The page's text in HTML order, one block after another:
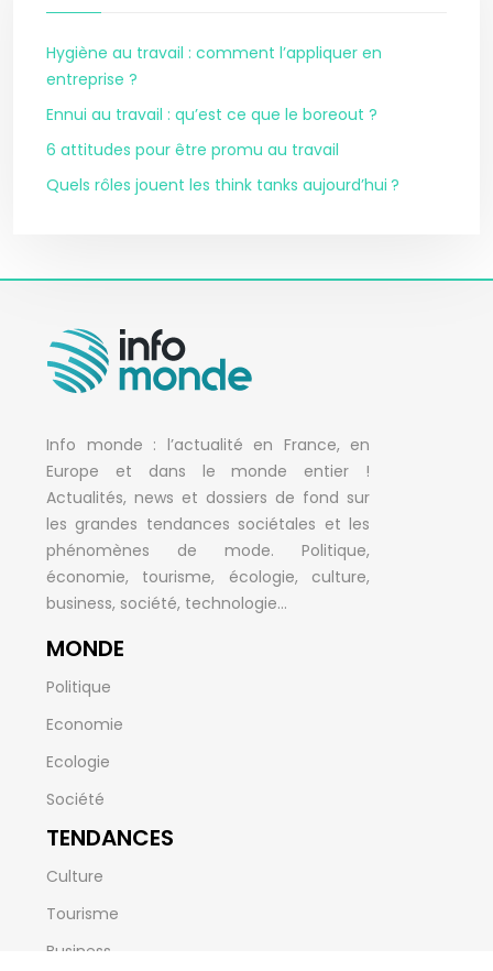
Hygiène au travail : comment l’appliquer en
entreprise ?
Ennui au travail : qu’est ce que le boreout ?
6 attitudes pour être promu au travail
Quels rôles jouent les think tanks aujourd’hui ?
Info monde : l’actualité en France, en
Europe et dans le monde entier !
Actualités, news et dossiers de fond sur
les grandes tendances sociétales et les
phénomènes de mode. Politique,
économie, tourisme, écologie, culture,
business, société, technologie…
MONDE
Politique
Economie
Ecologie
Société
TENDANCES
Culture
Tourisme
Business